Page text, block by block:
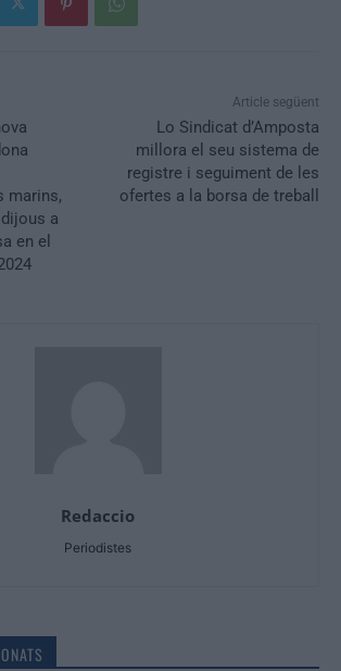
marins,
a
en el
Article següent
Lo Sindicat d’Amposta
millora el seu sistema de
registre i seguiment de les
ofertes a la borsa de treball
Redaccio
Periodistes